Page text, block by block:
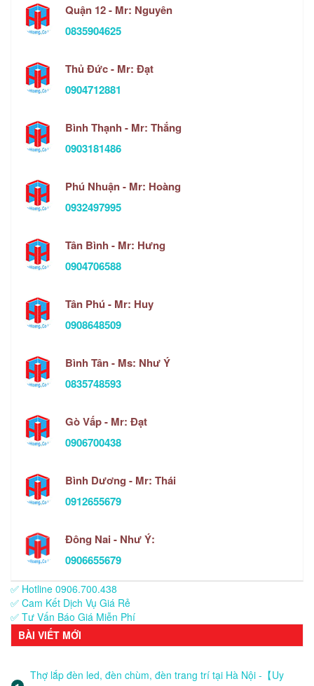
Quận 12 - Mr: Nguyên
0835904625
Thủ Đức - Mr: Đạt
0904712881
Bình Thạnh - Mr: Thắng
0903181486
Phú Nhuận - Mr: Hoàng
0932497995
Tân Bình - Mr: Hưng
0904706588
Tân Phú - Mr: Huy
0908648509
Bình Tân - Ms: Như Ý
0835748593
Gò Vấp - Mr: Đạt
0906700438
Bình Dương - Mr: Thái
0912655679
Đông Nai - Như Ý:
0906655679
✅ Hotline 0906.700.438
✅ Cam Kết Dịch Vụ Giá Rẻ
✅ Tư Vấn Báo Giá Miễn Phí
BÀI VIẾT MỚI
Thợ lắp đèn led, đèn chùm, đèn trang trí tại Hà Nội -【Uy